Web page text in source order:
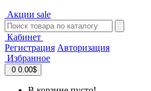
Акции sale
Кабинет
Регистрация Авторизация
Избранное
0 0.00$